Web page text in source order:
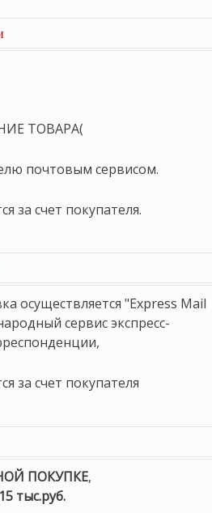
ТОВАРА(
почтовым сервисом.
за счет покупателя.
осуществляется "Express Mail
сервис экспресс-
за счет покупателя
ПОКУПКЕ,
тыс.руб.